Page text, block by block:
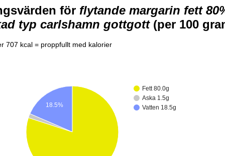
för flytande margarin fett
typ carlshamn gottgott(per 100
707 kcal = proppfullt med kalorier
Fett 80.0g
Aska 1.5g
Vatten 18.5g
18.5%